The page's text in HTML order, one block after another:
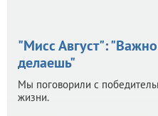
"Мисс Август":
делаешь"
Мы поговорили с
жизни.